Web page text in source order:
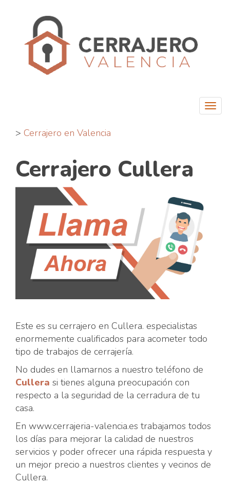
> Cerrajero en Valencia
Cerrajero Cullera
Este es su cerrajero en Cullera. especialistas
enormemente cualificados para acometer todo
tipo de trabajos de cerrajería.
No dudes en llamarnos a nuestro teléfono de
Cullera si tienes alguna preocupación con
respecto a la seguridad de la cerradura de tu
casa.
En www.cerrajeria-valencia.es trabajamos todos
los días para mejorar la calidad de nuestros
servicios y poder ofrecer una rápida respuesta y
un mejor precio a nuestros clientes y vecinos de
Cullera.